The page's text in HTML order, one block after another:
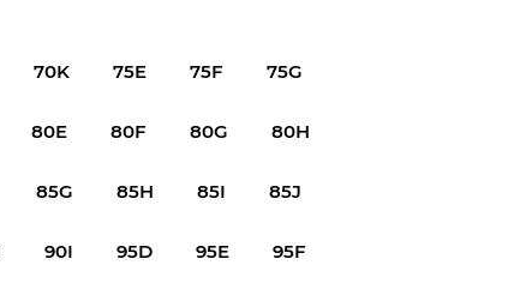
70K 75E 75F 75G
80E 80F 80G 80H
85G 85H 85I 85J
90I 95D 95E 95F